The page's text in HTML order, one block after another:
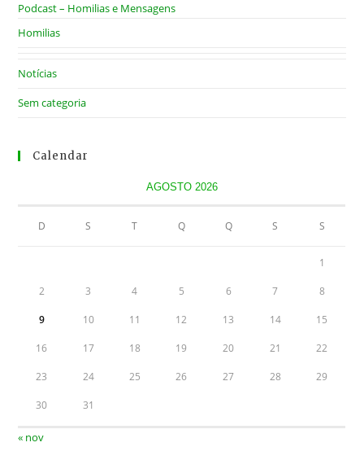
Podcast – Homilias e Mensagens
Homilias
Notícias
Sem categoria
Calendar
AGOSTO 2026
D S T Q Q S S
1
2 3 4 5 6 7 8
9 10 11 12 13 14 15
16 17 18 19 20 21 22
23 24 25 26 27 28 29
30 31
« nov